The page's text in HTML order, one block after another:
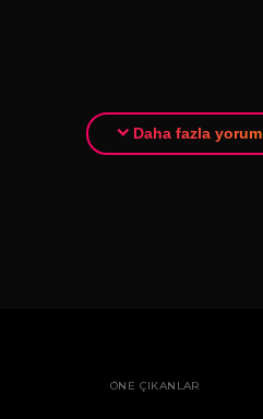
Daha fazla yorum
ÖNE ÇIKANLAR